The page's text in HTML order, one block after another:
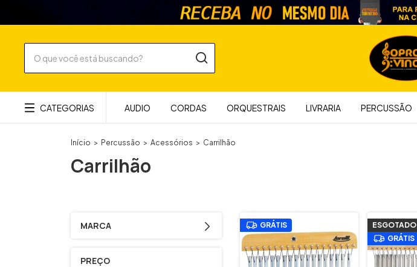
CATEGORIAS AUDIO CORDAS ORQUESTRAIS LIVRARIA PERCUSSÃO
Início > Percussão > Acessórios > Carrilhão
Carrilhão
MARCA
PREÇO
GRÁTIS
ESGOTADO
GRÁTIS